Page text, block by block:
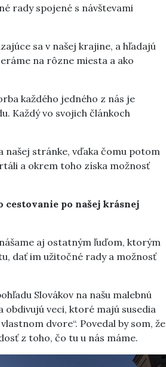
rady spojené s návštevami
sa v našej krajine, a hľadajú
na rôzne miesta a ako
každého jedného z nás je
Každý vo svojich článkoch
stránke, vďaka čomu potom
a okrem toho získa možnosť
cestovanie po našej krásnej
aj ostatným ľuďom, ktorým
dať im užitočné rady a možnosť
Slovákov na našu malebnú
veci, ktoré majú susedia
dvore“. Povedal by som, že
z toho, čo tu u nás máme.